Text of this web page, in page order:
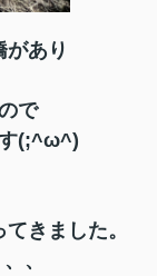
があり
で
す(;^ω^)
きました。
、